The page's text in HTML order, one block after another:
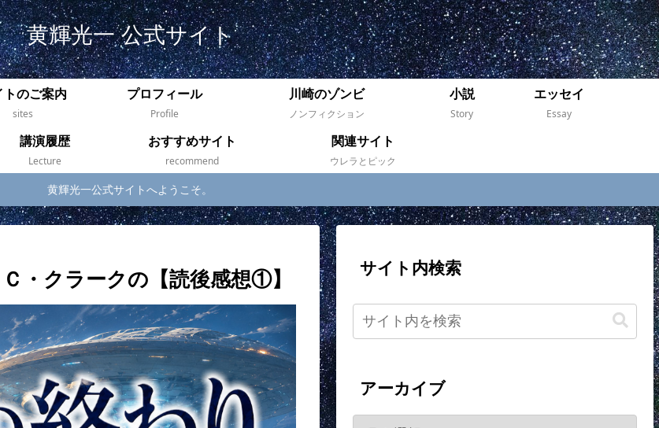
黄輝光一 公式サイト
トのご案内
sites
プロフィール
Profile
川崎のゾンビ
ノンフィクション
小説
Story
エッセイ
Essay
講演履歴
Lecture
おすすめサイト
recommend
関連サイト
ウレラとピック
黄輝光一公式サイトへようこそ。
・クラークの【読後感想①】 サイト内検索
アーカイブ